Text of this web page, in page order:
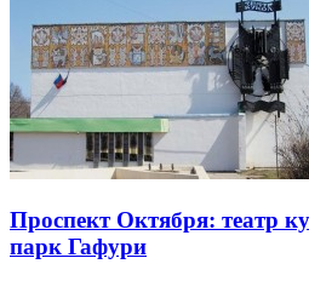
Проспект Октября: театр
парк Гафури